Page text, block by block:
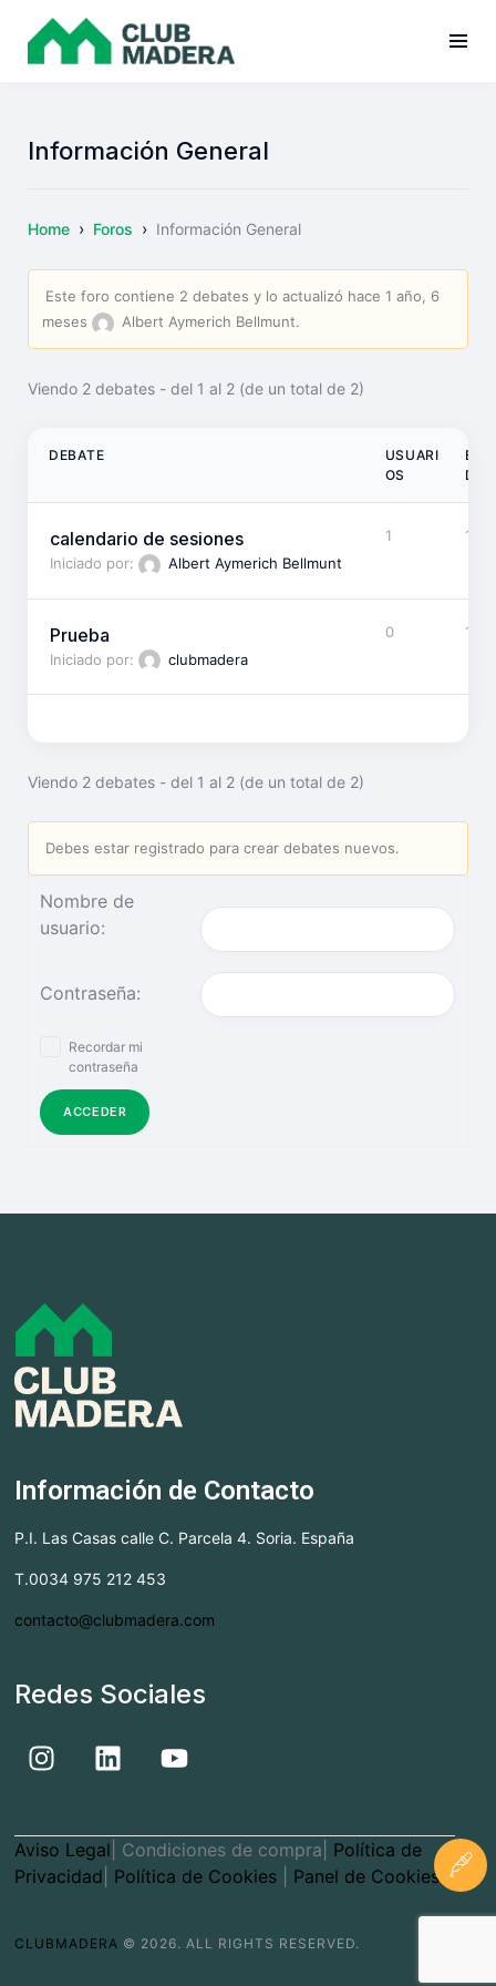
Información General
Home › Foros › Información General
Este foro contiene 2 debates y lo actualizó hace 1 año, 6
meses
Albert Aymerich Bellmunt.
Viendo 2 debates - del 1 al 2 (de un total de 2)
DEBATE
USUARI
OS
DAS
calendario de sesiones
Iniciado por: Albert Aymerich Bellmunt
1 1
Prueba
Iniciado por: clubmadera
0 1
Viendo 2 debates - del 1 al 2 (de un total de 2)
Debes estar registrado para crear debates nuevos.
Nombre de
usuario:
Contraseña:
Recordar mi
contraseña
ACCEDER
Información de Contacto
P.I. Las Casas calle C. Parcela 4. Soria. España
T.0034 975 212 453
contacto@clubmadera.com
Redes Sociales
Aviso Legal | Condiciones de compra| Política de
Privacidad Política de Cookies Panel de Cookies
CLUBMADERA © 2026. ALL RIGHTS RESERVED.